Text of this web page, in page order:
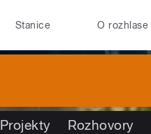
Stanice O rozhlase
Projekty Rozhovory